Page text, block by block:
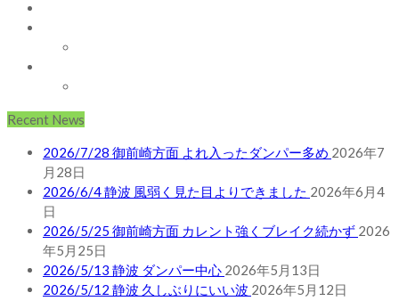
Recent News
2026/7/28 御前崎方面 よれ入ったダンパー多め 2026年7
月28日
2026/6/4 静波 風弱く見た目よりできました 2026年6月4
日
2026/5/25 御前崎方面 カレント強くブレイク続かず 2026
年5月25日
2026/5/13 静波 ダンパー中心 2026年5月13日
2026/5/12 静波 久しぶりにいい波 2026年5月12日